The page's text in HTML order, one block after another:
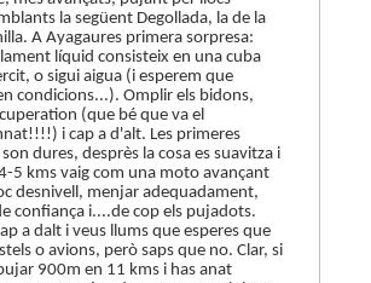
la següent Degollada, la de la
A Ayagaures primera sorpresa:
líquid consisteix en una cuba
o sigui aigua (i esperem que
condicions...). Omplir els bidons,
(que bé que va el
i cap a d'alt. Les primeres
dures, desprès la cosa es suavitza i
5 kms vaig com una moto avançant
desnivell, menjar adequadament,
confiança i....de cop els pujadots.
a dalt i veus llums que esperes que
o avions, però saps que no. Clar, si
900m en 11 kms i has anat